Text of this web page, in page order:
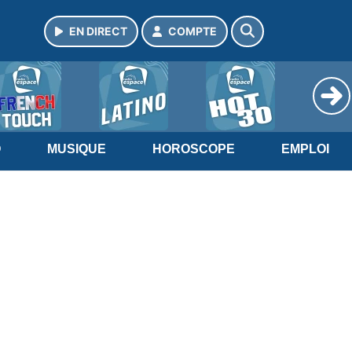
EN DIRECT COMPTE
MUSIQUE HOROSCOPE EMPLOI